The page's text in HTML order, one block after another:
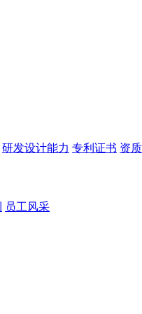
研发设计能力 专利证书 资
员工风采